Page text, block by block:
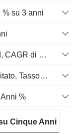
su 3 anni
Flusso di Cassa Libero Leveraged, CAGR di 3 Anni %
Flusso di Cassa Libero Non Indebitato, Tasso di Crescita Annuo Composto su 3 Anni %
%
Cinque Anni